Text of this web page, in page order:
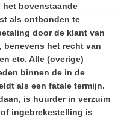
bovenstaande
als ontbonden te
door de klant van
het recht van
etc. Alle (overige)
binnen de in de
als een fatale termijn.
is huurder in verzuim
ingebrekestelling is